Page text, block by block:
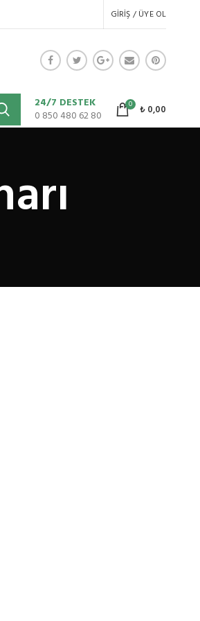
GIRIŞ / ÜYE OL
24/7 DESTEK
0 850 480 62 80
0 ₺0,00